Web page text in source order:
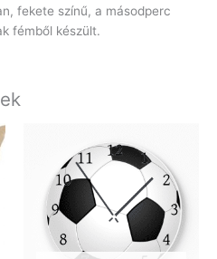
fekete színű, a másodperc
fémből készült.